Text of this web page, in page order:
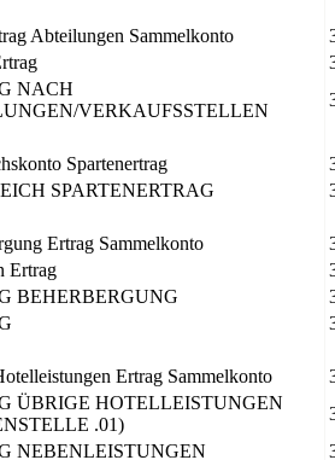
Abteilungen Sammelkonto
NACH
VERKAUFSSTELLEN
Spartenertrag
SPARTENERTRAG
Ertrag Sammelkonto
Ertrag
BEHERBERGUNG
Ertrag Sammelkonto
ÜBRIGE HOTELLEISTUNGEN
.01)
NEBENLEISTUNGEN